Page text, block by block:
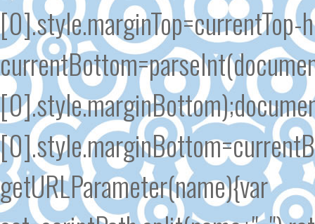
[0].style.marginTop=currentTop-
getURLParameter(name){var